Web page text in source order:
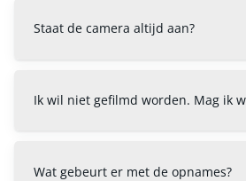
Staat de camera altijd aan?
Ik wil niet gefilmd worden. Mag ik
Wat gebeurt er met de opnames?